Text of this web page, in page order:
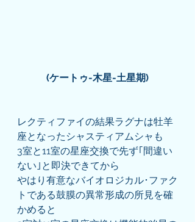
(ケートゥ-木星-土星期)
レクティファイの結果ラグナは牡羊
座となったシャスティアムシャも
3室と11室の星座交換で先ず｢間違い
ない｣と即決できてから
やはり有意なバイオロジカル･ファク
トである鼓膜の異常形成の所見を確
かめると